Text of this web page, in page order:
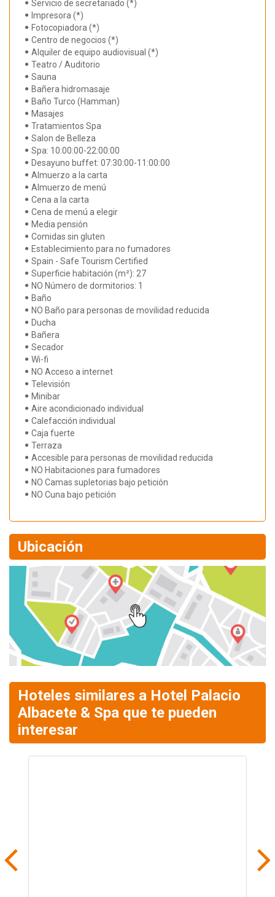
Servicio de secretariado (*)
Impresora (*)
Fotocopiadora (*)
Centro de negocios (*)
Alquiler de equipo audiovisual (*)
Teatro / Auditorio
Sauna
Bañera hidromasaje
Baño Turco (Hamman)
Masajes
Tratamientos Spa
Salon de Belleza
Spa: 10:00:00-22:00:00
Desayuno buffet: 07:30:00-11:00:00
Almuerzo a la carta
Almuerzo de menú
Cena a la carta
Cena de menú a elegir
Media pensión
Comidas sin gluten
Establecimiento para no fumadores
Spain - Safe Tourism Certified
Superficie habitación (m²): 27
NO Número de dormitorios: 1
Baño
NO Baño para personas de movilidad reducida
Ducha
Bañera
Secador
Wi-fi
NO Acceso a internet
Televisión
Minibar
Aire acondicionado individual
Calefacción individual
Caja fuerte
Terraza
Accesible para personas de movilidad reducida
NO Habitaciones para fumadores
NO Camas supletorias bajo petición
NO Cuna bajo petición
Ubicación
Hoteles similares a Hotel Palacio
Albacete & Spa que te pueden
interesar